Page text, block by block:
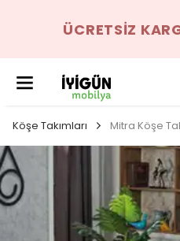
ÜCRETSIZ
Köşe Takımları Mitra Köşe